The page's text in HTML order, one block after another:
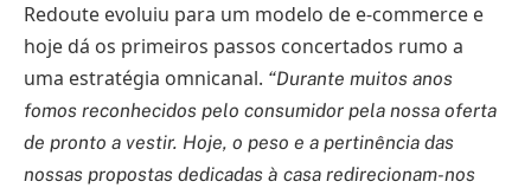
Redoute evoluiu para um modelo de e-commerce e
hoje dá os primeiros passos concertados rumo a
uma estratégia omnicanal. “Durante muitos anos
fomos reconhecidos pelo consumidor pela nossa oferta
de pronto a vestir. Hoje, o peso e a pertinência das
nossas propostas dedicadas à casa redirecionam-nos